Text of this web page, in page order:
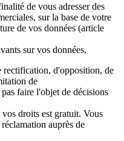
de vous adresser des
sur la base de votre
de vos données (article
sur vos données,
d'opposition, de
de
faire l'objet de décisions
droits est gratuit. Vous
auprès de